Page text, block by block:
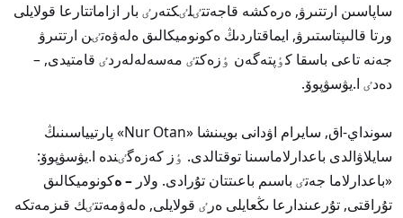
ساپاسىن ارتتىرۋ, ەرەكشە قاجەتتٸلٸكتەرٸ بار ازاماتتارعا قولايلى
ورتا قالىپتاستىرۋ, ايماقتاردىڭ ەكونوميكالىق ەلەۋەتٸن ارتتىرۋ
جەنە تاعى باسقا كٶپتەگەن ٶزەكتٸ مەسەلەلەردٸ قامتيدى, –
دەدٸ ا.يۋسۋپوۆ.
سونداي-اق, سايرام اۋدانى بويىنشا «Nur Otan» پارتيياسىنىڭ
سايلاۋالدى باعدارلاماسىنا توقتالدى. ٶز كەزەگٸندە ا.يۋسۋپوۆ:
«باعدارلاما جەتٸ باسىم باعىتتان تۇرادى. ولار – ەكونوميكالىق
تۇراقتى, تۇرعىندارعا ىڭعايلى ەرٸ قولايلى, ەلەۋمەتتٸك قىزمەتكە